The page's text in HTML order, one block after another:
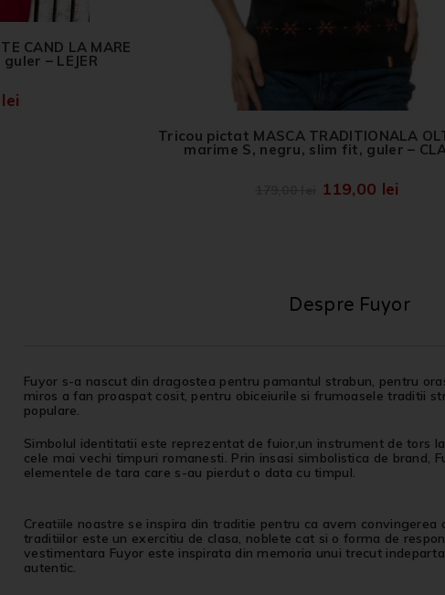
CAND LA MARE
– LEJER
lei
Tricou pictat MASCA TRADITIONALA
marime S, negru, slim fit, guler –
119,00 lei
Despre Fuyor
Fuyor s-a nascut din dragostea pentru pamantul strabun, pentru
miros a fan proaspat cosit, pentru obiceiurile si frumoasele traditii
populare.
Simbolul identitatii este reprezentat de fuior,un instrument de tors
cele mai vechi timpuri romanesti. Prin insasi simbolistica de brand,
elementele de tara care s-au pierdut o data cu timpul.
Creatiile noastre se inspira din traditie pentru ca avem convingerea
traditiilor este un exercitiu de clasa, noblete cat si o forma de
vestimentara Fuyor este inspirata din memoria unui trecut
autentic.